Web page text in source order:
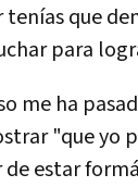
tenías que
para
me ha
"que yo
de estar